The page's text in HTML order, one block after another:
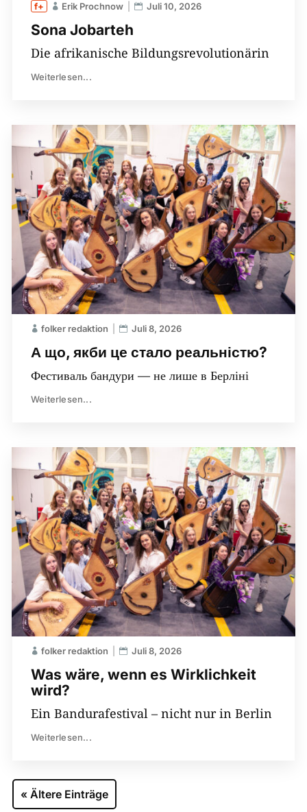
Sona Jobarteh
Erik Prochnow Juli 10, 2026
Die afrikanische Bildungsrevolutionärin
Weiterlesen...
А що, якби це стало реальністю?
folker redaktion Juli 8, 2026
Фестиваль бандури — не лише в Берліні
Weiterlesen...
Was wäre, wenn es Wirklichkeit
wird?
folker redaktion Juli 8, 2026
Ein Bandurafestival – nicht nur in Berlin
Weiterlesen...
« Ältere Einträge